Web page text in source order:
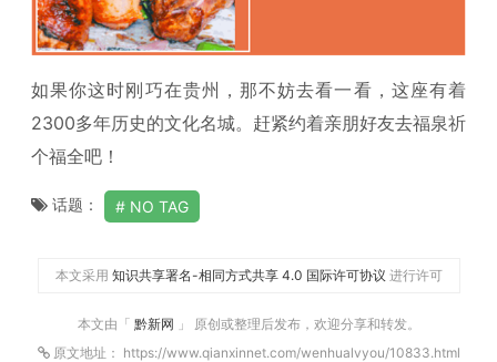
如果你这时刚巧在贵州，那不妨去看一看，这座有着
2300多年历史的文化名城。赶紧约着亲朋好友去福泉祈
个福全吧！
话题： NO TAG
本文采用 知识共享署名-相同方式共享 4.0 国际许可协议 进行许可
本文由「 黔新网 」 原创或整理后发布，欢迎分享和转发。
原文地址： https://www.qianxinnet.com/wenhualvyou/10833.html